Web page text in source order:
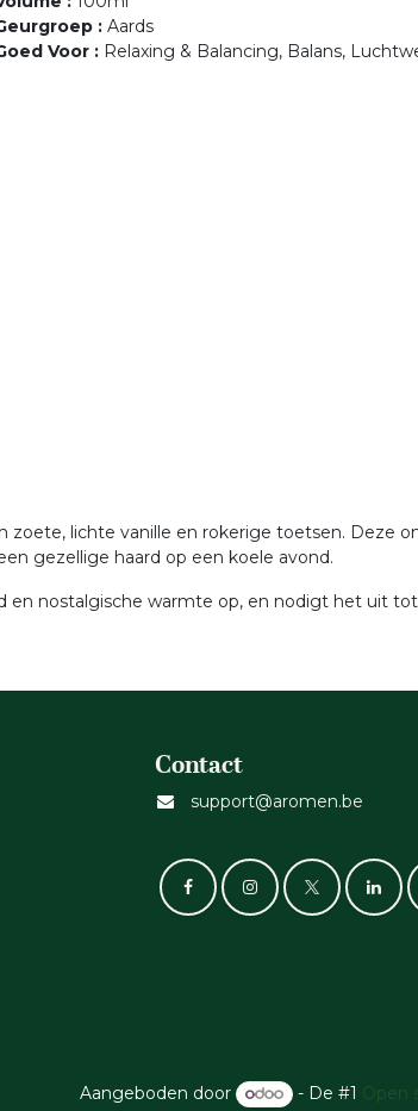
: Aards
Voor : Relaxing & Balancing, Balans,
lichte vanille en rokerige toetsen. Deze
gezellige haard op een koele avond.
nostalgische warmte op, en nodigt het uit
Contact
support@aromen.be
Aangeboden door - De #1 Open